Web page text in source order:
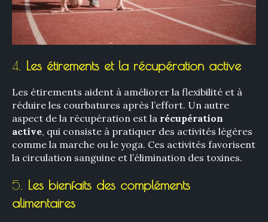
4. Les étirements et la récupération active
Les étirements aident à améliorer la flexibilité et à
réduire les courbatures après l’effort. Un autre
aspect de la récupération est la récupération
active, qui consiste à pratiquer des activités légères
comme la marche ou le yoga. Ces activités favorisent
la circulation sanguine et l’élimination des toxines.
5. Les bienfaits des compléments
alimentaires
: